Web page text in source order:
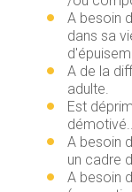
A besoin
dans sa
A de la
adulte.
Est
démotivé...
A besoin
un cadre
A besoin